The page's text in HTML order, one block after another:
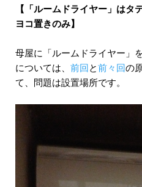
【「ルームドライヤー」は
ヨコ置きのみ】
母屋に「ルームドライヤー」
については、 前回と前々回の
て、問題は設置場所です。